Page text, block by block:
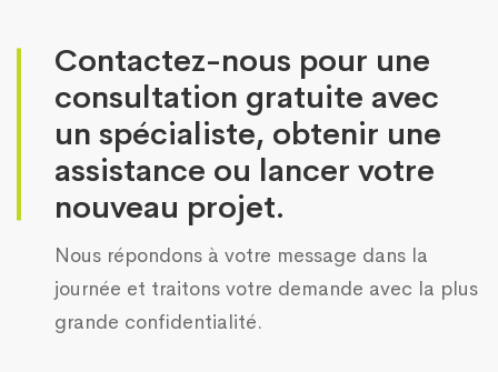
Contactez-nous pour une
consultation gratuite avec
un spécialiste, obtenir une
assistance ou lancer votre
nouveau projet.
Nous répondons à votre message dans la
journée et traitons votre demande avec la plus
grande confidentialité.